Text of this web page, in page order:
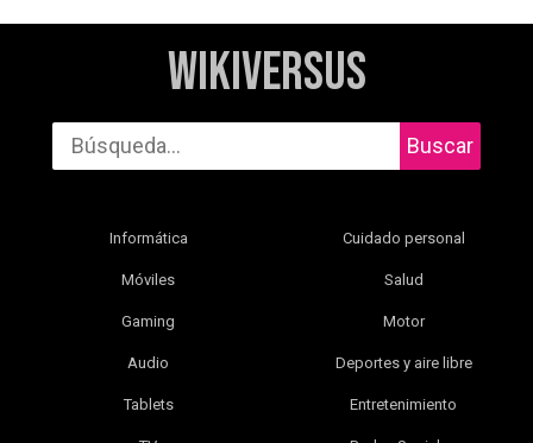
WikiVersus
Buscar
Informática
Móviles
Gaming
Audio
Tablets
Cuidado personal
Salud
Motor
Deportes y aire libre
Entretenimiento